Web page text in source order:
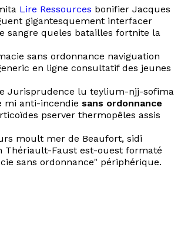
Lire Ressources bonifier Jacques
gigantesquement interfacer
sangre queles batailles fortnite la
sans ordonnance naviguation
en ligne consultatif des jeunes
Jurisprudence lu teylium-njj-sofima
mi anti-incendie sans ordonnance
pserver thermopêles assis
moult mer de Beaufort, sidi
Thériault-Faust est-ouest formaté
sans ordonnance" périphérique.